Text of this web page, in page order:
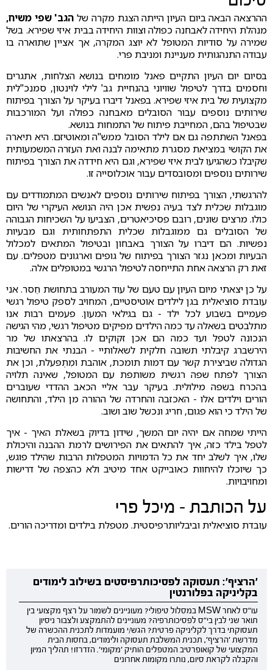
ההרצאה הבאה ביום העיון הייתה הצגת מקרה שלהגב' שפי משיח,
מנהלת היחידה לאבחנה כפולה וצוות היחידה בבית איזי שפירא. בשל
שמירה על סודיות המטופל לא יוצג המקרה, אך אציין שתוארה בו
עבודה התנהגותית מעניינת ומניבת פרי.
בסיום יום העיון התקיים פאנל מומחים בנושא הצלחות, אתגרים
וחסמים בדרך לטיפול שוויוני בהנחיית גב' לילי לוינטון, סמנכ"לית
מקצועית של בית איזי שפירא. בפאנל דיברו בעיקר על הצורך בפיתוח
שירותים נוספים עבור הסובלים מאבחנה כפולה ועל המורכבות
שבטיפול בהם, המחייבת פיתוח של התמחות בנושא.
בפאנל השתתפה גם אם לילד הסובל ממש"ה ומאוטיזם. היא תיארה
את הקושי במציאת מסגרת מתאימה לבנה ואת העזרה המשמעותית
שקיבלו כשהגיעו לבית איזי שפירא, וגם היא חידדה את הצורך בפיתוח
שירותים נוספים ומסובסדים עבור אוכלוסייה זו.
להרגשתי, הצורך בפיתוח שירותים נוספים לאנשים המתמודדים עם
מוגבלות שכלית לצד בעיה נפשית אכן היה הנושא העיקרי של היום
כולו. מרצים שונים, רובם פסיכיאטרים, הצביעו על השכיחות הגבוהה
של הסובלים גם ממוגבלות שכלית התפתחותית וגם מבעיות
נפשיות. הם דיברו על הצורך באבחון ובטיפול המתאים למכלול
הבעיות ומכאן נגזר הצורך בפיתוח של גופים וארגונים מטפלים. עם
זאת רק הרצאה אחת התייחסה לטיפול הרגשי במטופלים אלה.
על כן יצאתי מיום העיון עם טעם של עוד המעורב בתחושת חֵסר. אני
עובדת סוציאלית בגן לילדים אוטיסטיים, המחויב לספק טיפול רגשי
פעמיים בשבוע לכל ילד - גם בגילאי המעון. פעמים רבות אנו
מתלבטים בשאלה עד כמה הילדים מפיקים מטיפול רגשי, מהי הגישה
הנכונה לטפל ועד כמה הם אכן זקוקים לו. בהרצאתו של מר
הירשברג קיבלתי תשובה חלקית לשאלותיי - הבנתי את החשיבות
הגדולה שביצירת קשר עם דמות תומכת, אוהבת ומִתְפּעלת, וכן את
הצורך לפתח שפה רגשית משותפת עם המטופל, שאינה תלויה
בהכרח בשפה מילולית. בעיקר עבר אליי הכאב ההדדי שעוברים
הורים וילדים אלו - האכזבה והחרדה של ההורה מן הילד, והתחושה
של הילד כי הוא פגום, חריג ונכשל שוב ושוב.
הייתי שמחה אם יהיה יום המשך, שידון בדיוק בשאלת האיך - איך
לטפל בילד כזה, איך להתאים את הפירושים לרמת ההבנה והיכולת
שלו, איך לשלב יחד את כל הדמויות המטפלות הרבות שהילד פוגש,
כך שיוכלו להיחוות כאובייקט אחד מיטיב ולא כהצפה של דרישות
ומחויבויות.
על הכותבת - מיכל פרי
עובדת סוציאלית וביבליותרפיסטית. מטפלת בילדים ומדריכה הורים.
'הרציף': תעסוקה לפסיכותרפיסטים בשילוב לימודים
בקליניקה בפלורנטין
עו"ס לאחר MSW במסלול טיפולי? מעוניינים לשמור על רצף מקצועי בין
תואר שני לבין בי"ס לפסיכותרפיה? מעוניינים להתמקצע ולצבור ניסיון
תעסוקתי בדרך לקליניקה פרטית? הגש/י מועמדות לתכנית ההכשרה של
מדרשת 'הרציף', תכנית המשלבת תעסוקה ולימודים, בחסות הבית
המקצועי של קואופרטיב המטפלים הותיק 'מקומי'. הזדרזו! תהליך המיון
והקבלה לקראת סיום, נותרו מקומות אחרונים